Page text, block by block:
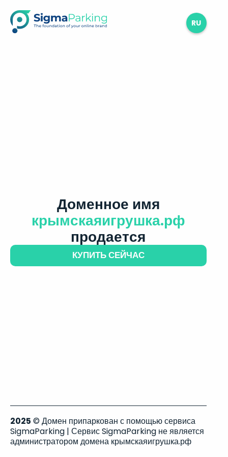
RU
Доменное имя
крымскаяигрушка.рф
продается
КУПИТЬ СЕЙЧАС
2025 © Домен припаркован с помощью сервиса
SigmaParking | Сервис SigmaParking не является
администратором домена крымскаяигрушка.рф